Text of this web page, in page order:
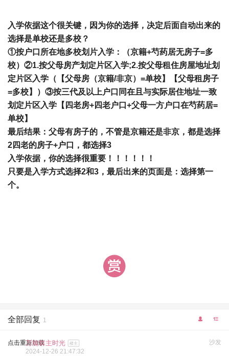
入学依据这个很关键，因为你的选择， 决定后面自动出来的
选择是单校还是多校？
①按户口所在地多校划片入学：（京籍+芍药居无房子=多
校）②1.按父母房产划定片区入学;2.按父母租住房屋地址划
定片区入学（【父母房（京籍/非京）=单校】【父母租房子
=多校】）③按三代及以上户口同在且与实际居住地址一致
划定片区入学【四老房+四老户口+父母一方户口在芍药居=
单校】
最后结果：父母有房子的，不管是京籍还是非京，都是选择
2四老的房子+户口，都选择3
入学依据，你的选择很重要！！！！！！
只要是入学方式选择2和3，最后出来的页面是：选择第一
个。
全部回复 1
点击重新加载 沙发
万能群主时光 楼主
2024-12-26 21:47:32